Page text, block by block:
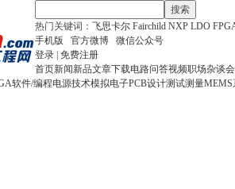
搜索
热门关键词： 飞思卡尔 Fairchild NXP LDO
手机版
官方微博
微信公众号
登录 免费注册
首页新闻新品文章下载电路问答视频职场杂谈
软件/编程电源技术模拟电子PCB设计测试测量MEMS